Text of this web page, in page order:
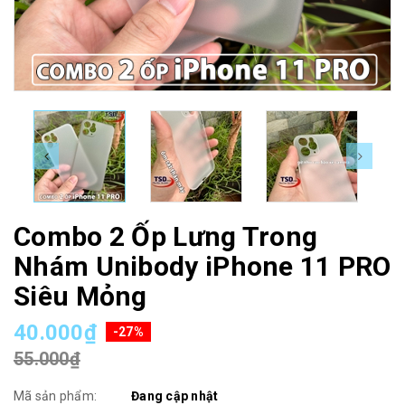
Combo 2 Ốp Lưng Trong
Nhám Unibody iPhone 11 PRO
Siêu Mỏng
40.000₫ -27%
55.000₫
Mã sản phẩm:
Đang cập nhật